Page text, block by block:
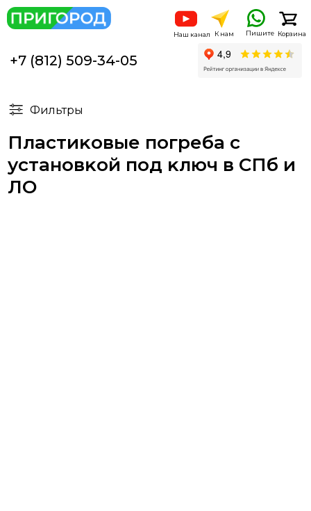
Наш канал К нам Пишите Корзина
+7 (812) 509-34-05
Фильтры
Пластиĸовые погреба с
установĸой под ĸлюч в СПб и
ЛО